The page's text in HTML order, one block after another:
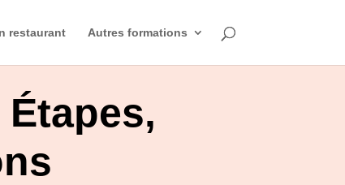
restaurant Autres formations